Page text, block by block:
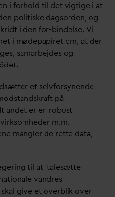
i forhold til det vigtige i at
politiske dagsorden, og
i den for-bindelse. Vi
i mødepapiret om, at der
samarbejdes og
et selvforsynende
på
andet er en robust
m.m.
mangler de rette data,
til at italesætte
vandres-
give et overblik over